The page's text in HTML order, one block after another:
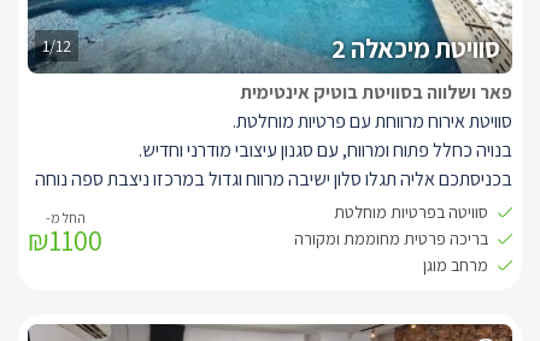
1/12 סוויטת מיכאלה 2
פאר ושלווה בסוויטת בוטיק אינטימית
סוויטת אירוח מרווחת עם פרטיות מוחלטת.
בנויה כחלל פתוח ומרווח, עם סגנון עיצובי מודרני וחדיש.
בכניסתכם אליה תגלו סלון ישיבה מרווח וגדול במרכזו ניצבת ספה נוחה
במיוחד בצבע אפור מבד איכותי עם גימורים בצבע שחור.
עם תאורה דקורטיבית מיוחדת ואלמנטים עיצוביים המתחילים בשולחן
הקפה, המזנון והקיר המעוצב.
שחורים ושיש ייחודי, המטבח מאובזר וכולל מכונת קפה, מיני בר, כיריים
סוויטה בפרטיות מוחלטת
בריכה פרטית מחוממת ומקורה
מרחב מוגן
₪1100